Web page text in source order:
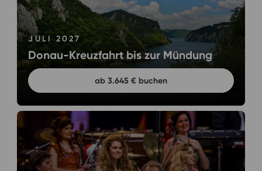
JULI 2027
Donau-Kreuzfahrt bis zur Mündung
ab 3.645 € buchen